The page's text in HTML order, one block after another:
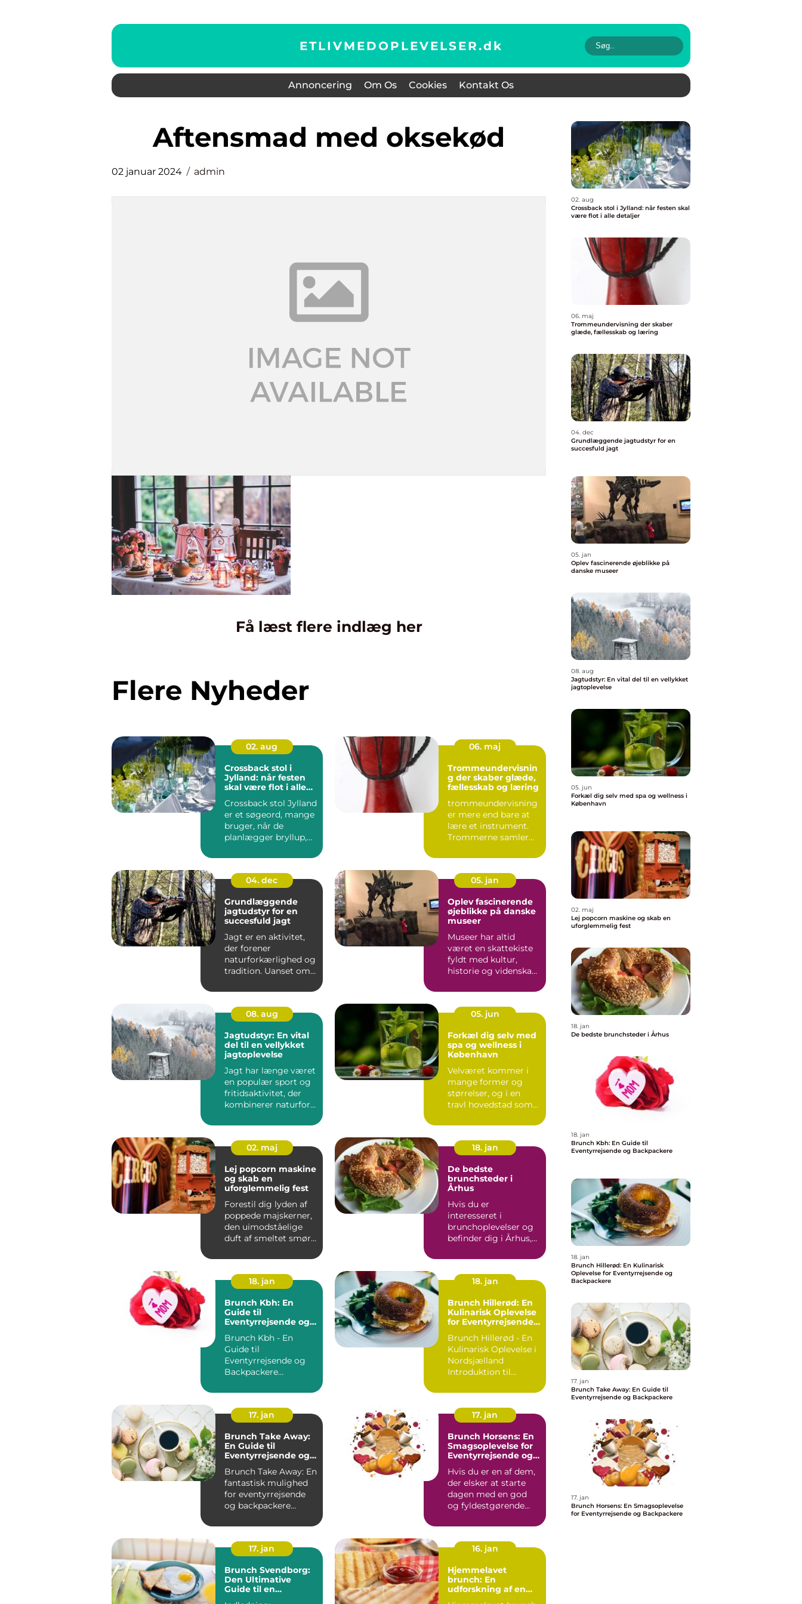
ETLIVMEDOPLEVELSER.dk
Annoncering Om Os Cookies Kontakt Os
aftensmad med oksekød
02 januar 2024 admin
Få læst flere indlæg her
Flere Nyheder
02. aug
Crossback stol i
Jylland: når festen
skal være flot i alle
Crossback stol Jylland
er et søgeord, mange
bruger, når de
planlægger bryllup,
06. maj
Trommeundervisnin
g der skaber glæde,
fællesskab og læring
trommeundervisning
er mere end bare at
lære et instrument.
Trommerne samler
energi...
04. dec
Grundlæggende
jagtudstyr for en
succesfuld jagt
Jagt er en aktivitet,
der forener
naturforkærlighed og
tradition. Uanset om
05. jan
Oplev fascinerende
øjeblikke på danske
museer
Museer har altid
været en skattekiste
fyldt med kultur,
historie og videnskab,
08. aug
Jagtudstyr: En vital
del til en vellykket
jagtoplevelse
Jagt har længe været
en populær sport og
fritidsaktivitet, der
kombinerer naturfor...
05. jun
Forkæl dig selv med
spa og wellness i
København
Velværet kommer i
mange former og
størrelser, og i en
travl hovedstad som
behovet for ...
02. maj
Lej popcorn maskine
og skab en
uforglemmelig fest
Forestil dig lyden af
poppede majskerner,
den uimodståelige
duft af smeltet smør
18. jan
De bedste
brunchsteder i
Århus
Hvis du er
interesseret i
brunchoplevelser og
befinder dig i Århus,
Denne artikel v...
18. jan
Brunch Kbh: En
Guide til
Eventyrrejsende og
Brunch Kbh - En
Guide til
Eventyrrejsende og
Backpackere
Brunch Kbh ...
18. jan
Brunch Hillerød: En
Kulinarisk Oplevelse
for Eventyrrejsende
Brunch Hillerød - En
Kulinarisk Oplevelse i
Nordsjælland
Introduktion til
17. jan
Brunch Take Away:
En Guide til
Eventyrrejsende og
Brunch Take Away: En
fantastisk mulighed
for eventyrrejsende
og backpackere
brunc...
17. jan
Brunch Horsens: En
Smagsoplevelse for
Eventyrrejsende og
Hvis du er en af dem,
der elsker at starte
dagen med en god
og fyldestgørende
...
17. jan
Brunch Svendborg:
Den Ultimative
Guide til en
16. jan
Hjemmelavet
brunch: En
udforskning af en
02. aug
Crossback stol i Jylland: når festen skal
være flot i alle detaljer
06. maj
Trommeundervisning der skaber
glæde, fællesskab og læring
04. dec
Grundlæggende jagtudstyr for en
succesfuld jagt
05. jan
Oplev fascinerende øjeblikke på
danske museer
08. aug
Jagtudstyr: En vital del til en vellykket
jagtoplevelse
05. jun
Forkæl dig selv med spa og wellness i
København
02. maj
Lej popcorn maskine og skab en
uforglemmelig fest
18. jan
De bedste brunchsteder i Århus
18. jan
Brunch Kbh: En Guide til
Eventyrrejsende og Backpackere
18. jan
Brunch Hillerød: En Kulinarisk
Oplevelse for Eventyrrejsende og
Backpackere
17. jan
Brunch Take Away: En Guide til
Eventyrrejsende og Backpackere
17. jan
Brunch Horsens: En Smagsoplevelse
for Eventyrrejsende og Backpackere